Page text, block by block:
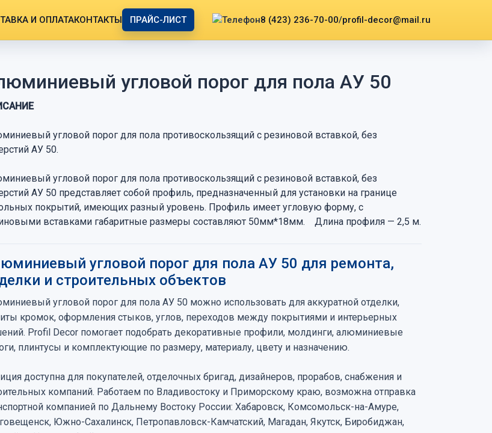
И ОПЛАТАКОНТАКТЫ ПРАЙС-ЛИСТ 8 (423) 236-70-00/profil-decor@mail.ru
угловой порог для пола АУ 50
угловой порог для пола противоскользящий с резиновой вставкой, без
АУ 50.
угловой порог для пола противоскользящий с резиновой вставкой, без
АУ 50 представляет собой профиль, предназначенный для установки на границе
покрытий, имеющих разный уровень. Профиль имеет угловую форму, с
вставками габаритные размеры составляют 50мм*18мм. Длина профиля — 2,5 м.
угловой порог для пола АУ 50 для ремонта,
и строительных объектов
угловой порог для пола АУ 50 можно использовать для аккуратной отделки,
кромок, оформления стыков, углов, переходов между покрытиями и интерьерных
Profil Decor помогает подобрать декоративные профили, молдинги, алюминиевые
плинтусы и комплектующие по размеру, материалу, цвету и назначению.
доступна для покупателей, отделочных бригад, дизайнеров, прорабов, снабжения и
компаний. Работаем по Владивостоку и Приморскому краю, возможна отправка
компанией по Дальнему Востоку России: Хабаровск, Комсомольск-на-Амуре,
Южно-Сахалинск, Петропавловск-Камчатский, Магадан, Якутск, Биробиджан,